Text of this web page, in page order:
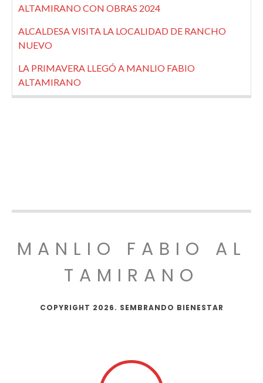
ALTAMIRANO CON OBRAS 2024
ALCALDESA VISITA LA LOCALIDAD DE RANCHO
NUEVO
LA PRIMAVERA LLEGÓ A MANLIO FABIO
ALTAMIRANO
MANLIO FABIO AL
TAMIRANO
COPYRIGHT 2026. SEMBRANDO BIENESTAR